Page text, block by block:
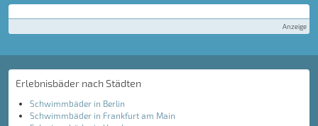
Anzeige
Erlebnisbäder nach Städten
Schwimmbäder in Berlin
Schwimmbäder in Frankfurt am Main